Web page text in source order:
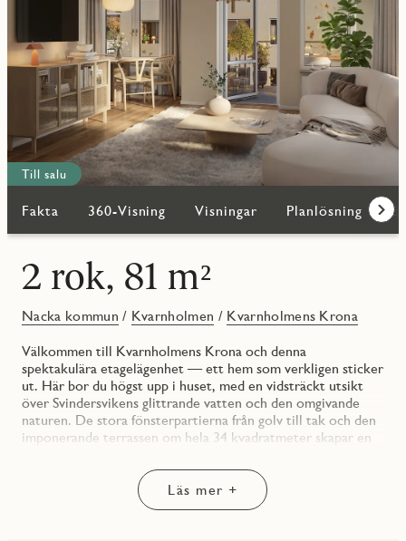
Till salu
Fakta 360-Visning Visningar Planlösning
2 rok, 81 m²
Nacka kommun / Kvarnholmen / Kvarnholmens Krona
Välkommen till Kvarnholmens Krona och denna
spektakulära etagelägenhet — ett hem som verkligen sticker
ut. Här bor du högst upp i huset, med en vidsträckt utsikt
över Svindersvikens glittrande vatten och den omgivande
naturen. De stora fönsterpartierna från golv till tak och den
imponerande terrassen om hela 34 kvadratmeter skapar en
Entrén är generös och välkomnande med gott om plats för
avhängning och förvaring i både klädkammare och
Läs mer +